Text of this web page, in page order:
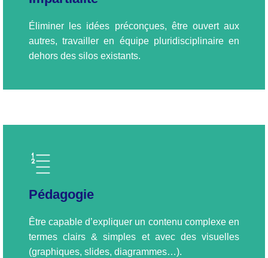
Éliminer les idées préconçues, être ouvert aux
autres, travailler en équipe pluridisciplinaire en
dehors des silos existants.
Pédagogie
Être capable d’expliquer un contenu complexe en
termes clairs & simples et avec des visuelles
(graphiques, slides, diagrammes…).